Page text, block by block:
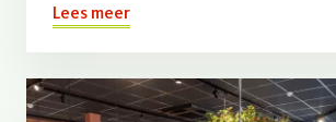
Lees meer